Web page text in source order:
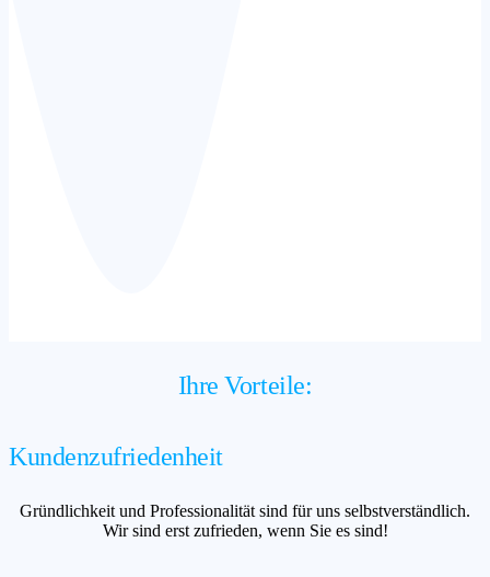
Ihre Vorteile:
Kundenzufriedenheit
Gründlichkeit und Professionalität sind für uns selbstverständlich.
Wir sind erst zufrieden, wenn Sie es sind!